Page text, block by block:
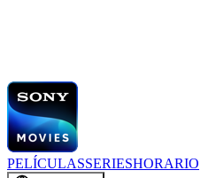
PELÍCULASSERIESHORARIO